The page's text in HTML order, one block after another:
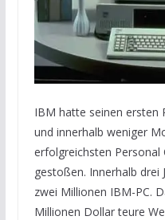
IBM hatte seinen ersten
und innerhalb weniger
erfolgreichsten
gestoßen. Innerhalb drei
zwei Millionen IBM-PC.
Millionen Dollar teure